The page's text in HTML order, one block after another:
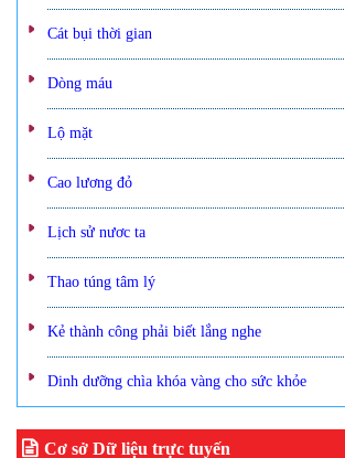
Cát bụi thời gian
Dòng máu
Lộ mặt
Cao lương đỏ
Lịch sử nươc ta
Thao túng tâm lý
Kẻ thành công phải biết lắng nghe
Dinh dưỡng chìa khóa vàng cho sức khỏe
Cơ sở Dữ liệu trực tuyến